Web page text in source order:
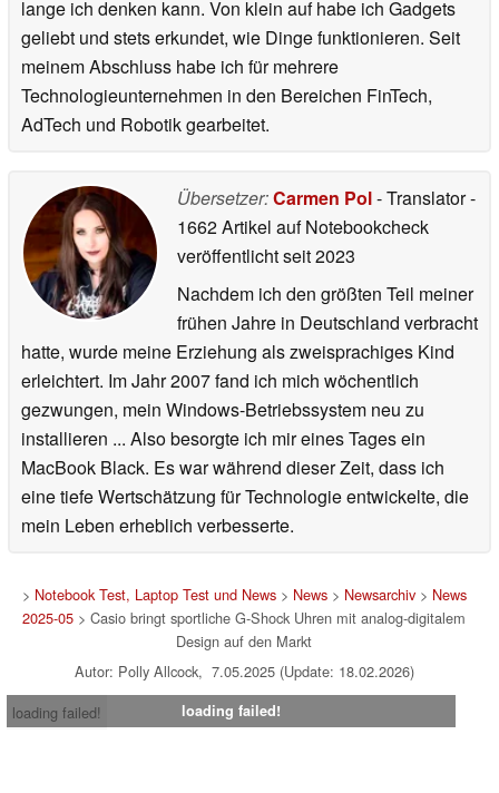
lange ich denken kann. Von klein auf habe ich Gadgets
geliebt und stets erkundet, wie Dinge funktionieren. Seit
meinem Abschluss habe ich für mehrere
Technologieunternehmen in den Bereichen FinTech,
AdTech und Robotik gearbeitet.
Übersetzer:Carmen Pol- Translator-
1662 Artikel auf Notebookcheck
veröffentlichtseit 2023
Nachdem ich den größten Teil meiner
frühen Jahre in Deutschland verbracht
hatte, wurde meine Erziehung als zweisprachiges Kind
erleichtert. Im Jahr 2007 fand ich mich wöchentlich
gezwungen, mein Windows-Betriebssystem neu zu
installieren ... Also besorgte ich mir eines Tages ein
MacBook Black. Es war während dieser Zeit, dass ich
eine tiefe Wertschätzung für Technologie entwickelte, die
mein Leben erheblich verbesserte.
> Notebook Test, Laptop Test und News> News> Newsarchiv> News
2025-05 > Casio bringt sportliche G-Shock Uhren mit analog-digitalem
Design auf den Markt
Autor: Polly Allcock, 7.05.2025 (Update: 18.02.2026)
loading failed!
loading failed!